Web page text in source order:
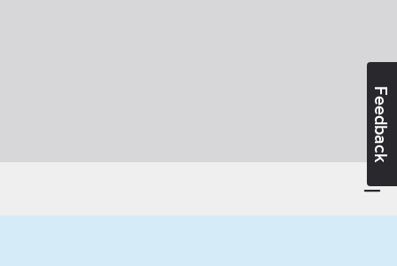
Feedback